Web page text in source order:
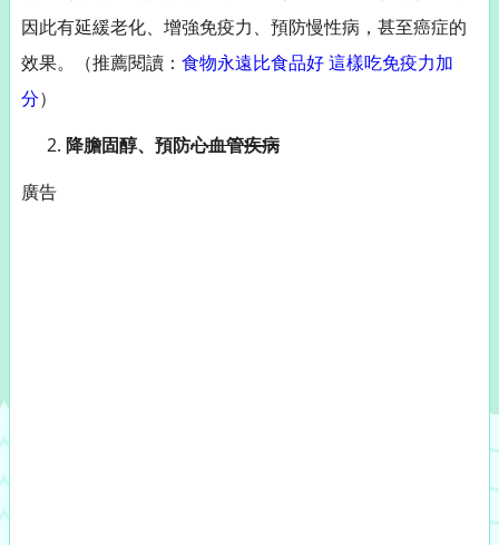
因此有延緩老化、增強免疫力、預防慢性病，甚至癌症的
效果。（推薦閱讀： 食物永遠比食品好 這樣吃免疫力加
分）
降膽固醇、預防心血管疾病
廣告